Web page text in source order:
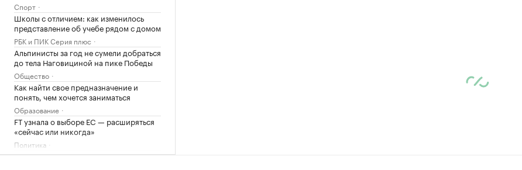
Спорт
Школы с отличием: как изменилось
представление об учебе рядом с домом
РБК и ПИК Серия плюс
Альпинисты за год не сумели добраться
до тела Наговициной на пике Победы
Общество
Как найти свое предназначение и
понять, чем хочется заниматься
Образование
FT узнала о выборе ЕС — расширяться
«сейчас или никогда»
Политика
Почему доллар поднялся выше ₽82: 3